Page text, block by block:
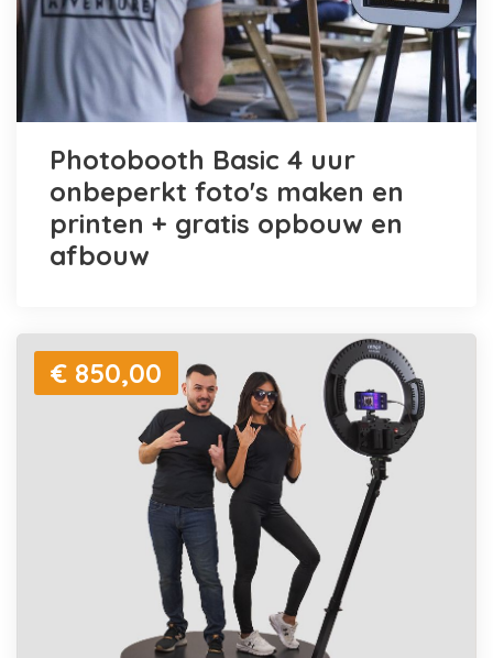
Photobooth Basic 4 uur
onbeperkt foto's maken en
printen + gratis opbouw en
afbouw
€ 850,00